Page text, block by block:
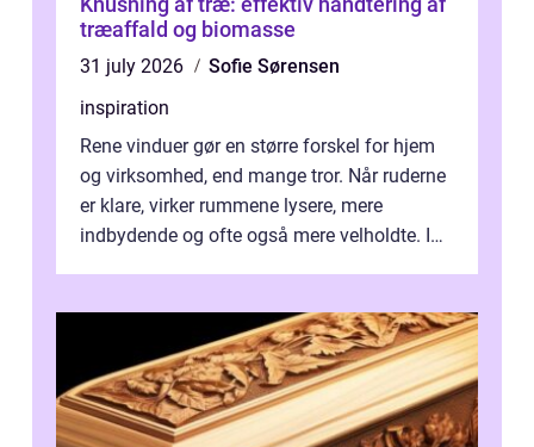
træaffald og biomasse
31 july 2026
Sofie Sørensen
inspiration
Rene vinduer gør en større forskel for hjem
og virksomhed, end mange tror. Når ruderne
er klare, virker rummene lysere, mere
indbydende og ofte også mere velholdte. I